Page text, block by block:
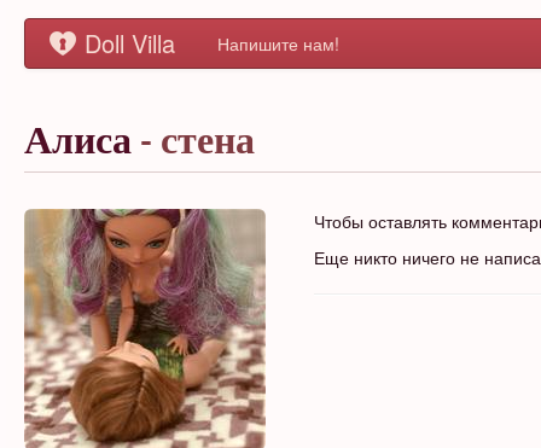
Doll Villa Напишите нам!
Алиса - стена
Чтобы оставлять
Еще никто ничего не